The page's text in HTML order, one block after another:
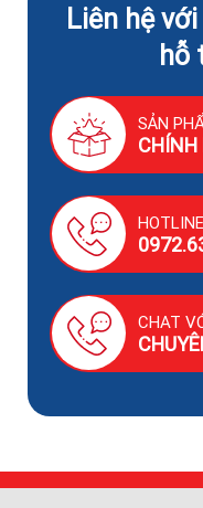
Liên hệ
hỗ
SẢN
CHÍNH
HOTLINE
CHAT